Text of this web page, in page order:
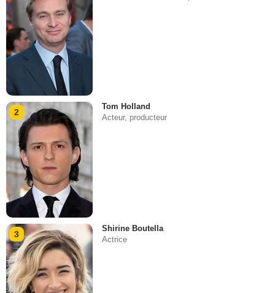
2
Tom Holland
Acteur, producteur
3
Shirine Boutella
Actrice